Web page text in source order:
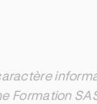
Formation